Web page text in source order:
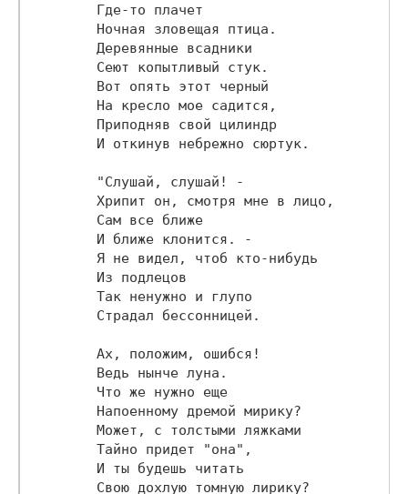
        Где-то плачет
        Ночная зловещая птица.
        Деревянные всадники
        Сеют копытливый стук.
        Вот опять этот черный
        На кресло мое садится,
        Приподняв свой цилиндр
        И откинув небрежно сюртук.
        "Слушай, слушай! -
        Хрипит он, смотря мне в лицо,
        Сам все ближе
        И ближе клонится. -
        Я не видел, чтоб кто-нибудь
        Из подлецов
        Так ненужно и глупо
        Страдал бессонницей.
        Ах, положим, ошибся!
        Ведь нынче луна.
        Что же нужно еще
        Напоенному дремой мирику?
        Может, с толстыми ляжками
        Тайно придет "она",
        И ты будешь читать
        Свою дохлую томную лирику?